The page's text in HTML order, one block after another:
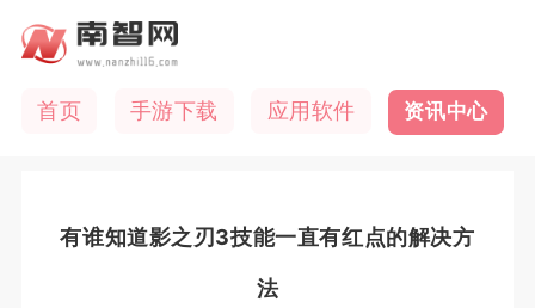
首页 手游下载 应用软件 资讯中心
有谁知道影之刃3技能一直有红点的解决方
法